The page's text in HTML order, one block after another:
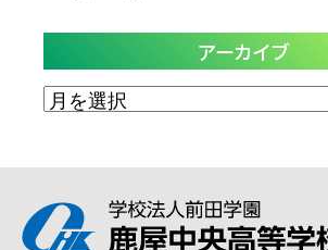
アーカイブ
ア
ブ